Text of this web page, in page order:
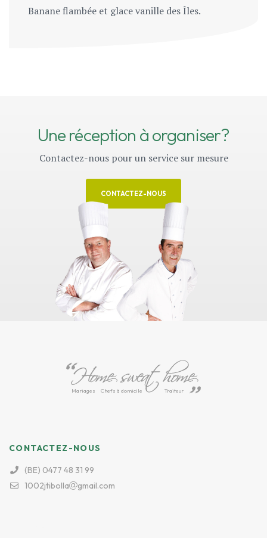
Banane flambée et glace vanille des Îles.
Une réception à organiser?
Contactez-nous pour un service sur mesure
CONTACTEZ-NOUS
Mariages Chefs à domicile Traiteur
CONTACTEZ-NOUS
(BE) 0477 48 31 99
1002jtibolla
gmail.com